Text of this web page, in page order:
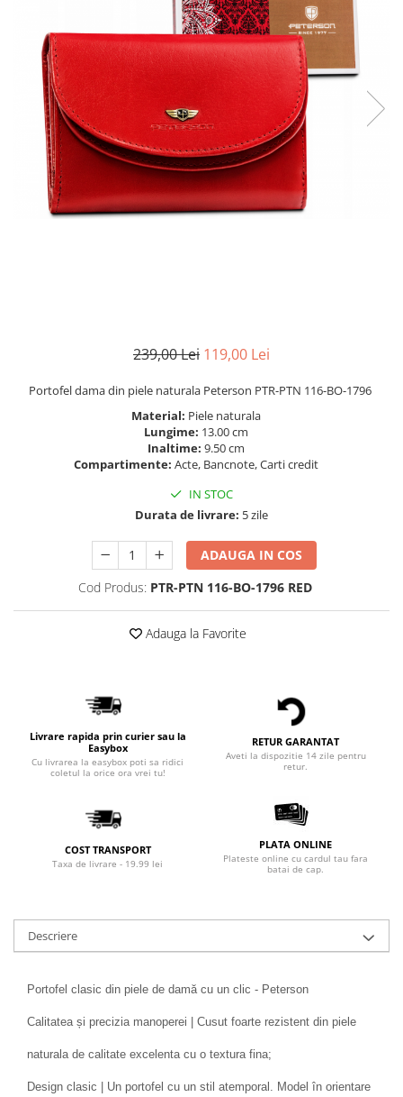
239,00 Lei 119,00 Lei
Portofel dama din piele naturala Peterson PTR-PTN 116-BO-1796
Material: Piele naturala
Lungime: 13.00 cm
Inaltime: 9.50 cm
Compartimente: Acte, Bancnote, Carti credit
IN STOC
Durata de livrare: 5 zile
ADAUGA IN COS
Cod Produs: PTR-PTN 116-BO-1796 RED
Adauga la Favorite
Livrare rapida prin curier sau la
Easybox
Cu livrarea la easybox poti sa ridici
coletul la orice ora vrei tu!
RETUR GARANTAT
Aveti la dispozitie 14 zile pentru
retur.
COST TRANSPORT
Taxa de livrare - 19.99 lei
PLATA ONLINE
Plateste online cu cardul tau fara
batai de cap.
Descriere
Portofel clasic din piele de damă cu un clic - Peterson
Calitatea și precizia manoperei | Cusut foarte rezistent din piele
naturala de calitate excelenta cu o textura fina;
Design clasic | Un portofel cu un stil atemporal. Model în orientare